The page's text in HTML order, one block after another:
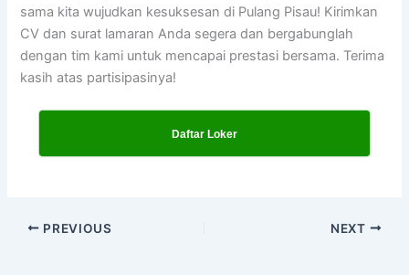
sama kita wujudkan kesuksesan di Pulang Pisau! Kirimkan
CV dan surat lamaran Anda segera dan bergabunglah
dengan tim kami untuk mencapai prestasi bersama. Terima
kasih atas partisipasinya!
Daftar Loker
PREVIOUS NEXT